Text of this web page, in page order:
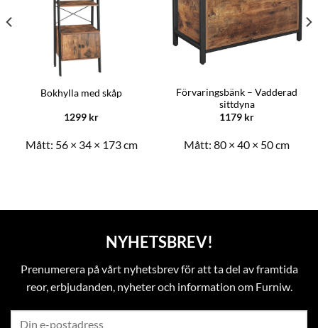
Bokhylla med skåp
1299 kr
Mått: 56 × 34 × 173 cm
Förvaringsbänk – Vadderad
sittdyna
1179 kr
Mått: 80 × 40 × 50 cm
NYHETSBREV!
Prenumerera på vårt nyhetsbrev för att ta del av framtida
reor, erbjudanden, nyheter och information om Furniw.